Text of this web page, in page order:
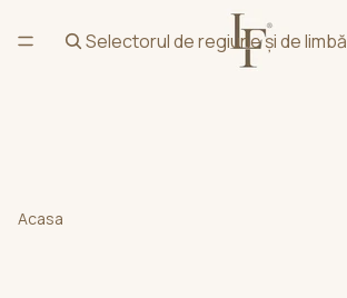
Acasa
Selectorul de regiune și de limbă